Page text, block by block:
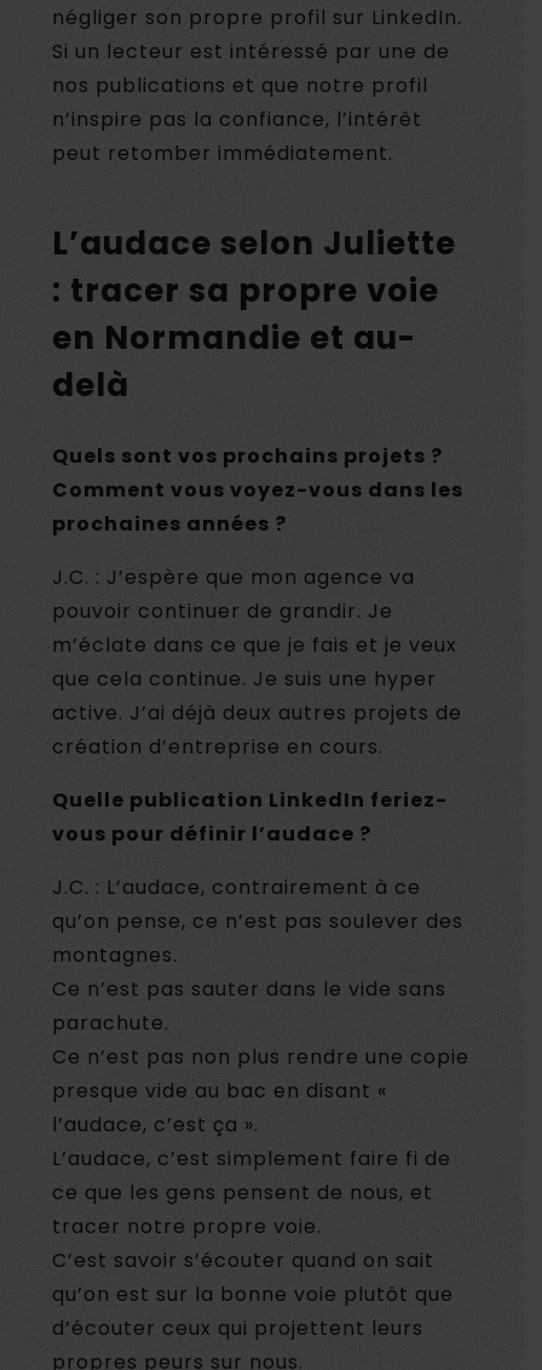
négliger son propre profil sur LinkedIn.
Si un lecteur est intéressé par une de
nos publications et que notre profil
n’inspire pas la confiance, l’intérêt
peut retomber immédiatement.
L’audace selon Juliette
: tracer sa propre voie
en Normandie et au-
delà
Quels sont vos prochains projets ?
Comment vous voyez-vous dans les
prochaines années ?
J.C. : J’espère que mon agence va
pouvoir continuer de grandir. Je
m’éclate dans ce que je fais et je veux
que cela continue. Je suis une hyper
active. J’ai déjà deux autres projets de
création d’entreprise en cours.
Quelle publication LinkedIn feriez-
vous pour définir l’audace ?
J.C. : L’audace, contrairement à ce
qu’on pense, ce n’est pas soulever des
montagnes.
Ce n’est pas sauter dans le vide sans
parachute.
Ce n’est pas non plus rendre une copie
presque vide au bac en disant «
l’audace, c’est ça ».
L’audace, c’est simplement faire fi de
ce que les gens pensent de nous, et
tracer notre propre voie.
C’est savoir s’écouter quand on sait
qu’on est sur la bonne voie plutôt que
d’écouter ceux qui projettent leurs
propres peurs sur nous.